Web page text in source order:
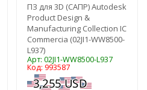
ПЗ для 3D (САПР) Autodesk
Product Design &
Manufacturing Collection IC
Commercia (02JI1-WW8500-
L937)
Арт: 02JI1-WW8500-L937
Код: 993587